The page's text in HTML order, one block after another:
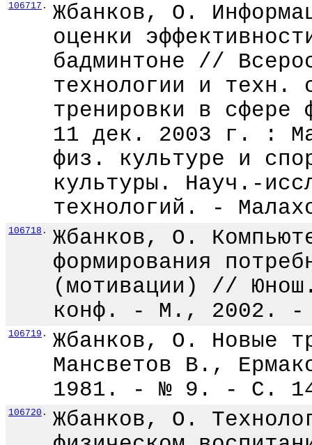
106717 .
Жбанков, О.
оценки
бадминтоне //
технологии и техн.
тренировки в
11 дек. 2003 г. :
физ. культуре и
культуры. Науч.-
технологий. -
106718 .
Жбанков, О.
формирования
(мотивации) //
конф. - М., 2002. -
106719 .
Жбанков, О. Новые
Мансветов В.,
1981. - № 9. - С.
106720 .
Жбанков, О.